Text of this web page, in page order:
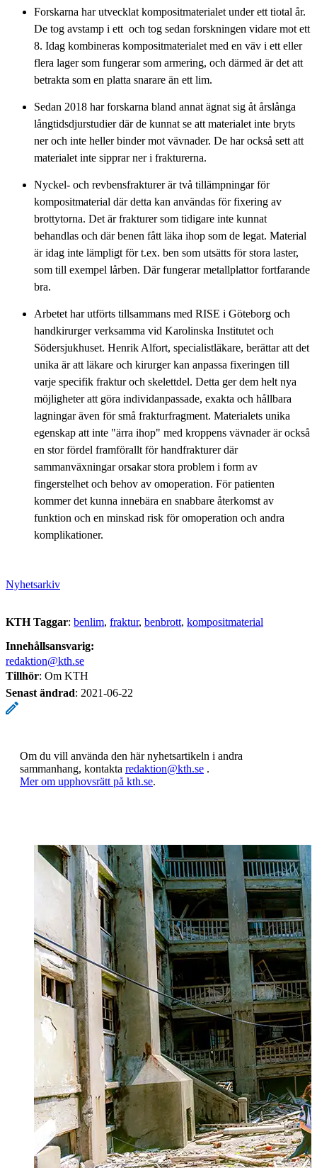
Forskarna har utvecklat kompositmaterialet under ett tiotal år.
De tog avstamp i ett och tog sedan forskningen vidare mot ett
8. Idag kombineras kompositmaterialet med en väv i ett eller
flera lager som fungerar som armering, och därmed är det att
betrakta som en platta snarare än ett lim.
Sedan 2018 har forskarna bland annat ägnat sig åt årslånga
långtidsdjurstudier där de kunnat se att materialet inte bryts
ner och inte heller binder mot vävnader. De har också sett att
materialet inte sipprar ner i frakturerna.
Nyckel- och revbensfrakturer är två tillämpningar för
kompositmaterial där detta kan användas för fixering av
brottytorna. Det är frakturer som tidigare inte kunnat
behandlas och där benen fått läka ihop som de legat. Material
är idag inte lämpligt för t.ex. ben som utsätts för stora laster,
som till exempel lårben. Där fungerar metallplattor fortfarande
bra.
Arbetet har utförts tillsammans med RISE i Göteborg och
handkirurger verksamma vid Karolinska Institutet och
Södersjukhuset. Henrik Alfort, specialistläkare, berättar att det
unika är att läkare och kirurger kan anpassa fixeringen till
varje specifik fraktur och skelettdel. Detta ger dem helt nya
möjligheter att göra individanpassade, exakta och hållbara
lagningar även för små frakturfragment. Materialets unika
egenskap att inte "ärra ihop" med kroppens vävnader är också
en stor fördel framförallt för handfrakturer där
sammanväxningar orsakar stora problem i form av
fingerstelhet och behov av omoperation. För patienten
kommer det kunna innebära en snabbare återkomst av
funktion och en minskad risk för omoperation och andra
komplikationer.
Nyhetsarkiv
KTH Taggar: benlim fraktur benbrott kompositmaterial
Innehållsansvarig:
redaktion@kth.se
Tillhör: Om KTH
Senast ändrad: 2021-06-22
Om du vill använda den här nyhetsartikeln i andra
sammanhang, kontakta redaktion@kth.se .
​​​​​​​Mer om upphovsrätt på kth.se​​​​​​​​​​​​​​.